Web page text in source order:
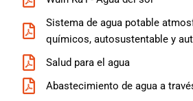
Sistema de agua potable
químicos, autosustentable y
Salud para el agua
Abastecimiento de agua a